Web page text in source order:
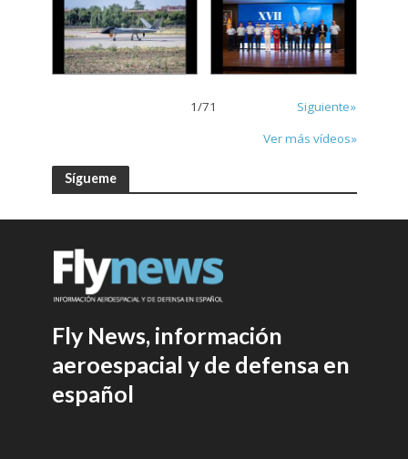
1/71
Siguiente»
Ver más vídeos»
Sígueme
Fly News, información
aeroespacial y de defensa en
español